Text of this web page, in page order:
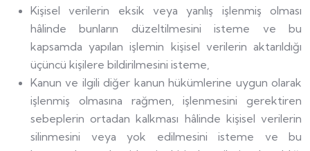
Kişisel verilerin eksik veya yanlış işlenmiş olması
hâlinde bunların düzeltilmesini isteme ve bu
kapsamda yapılan işlemin kişisel verilerin aktarıldığı
üçüncü kişilere bildirilmesini isteme,
Kanun ve ilgili diğer kanun hükümlerine uygun olarak
işlenmiş olmasına rağmen, işlenmesini gerektiren
sebeplerin ortadan kalkması hâlinde kişisel verilerin
silinmesini veya yok edilmesini isteme ve bu